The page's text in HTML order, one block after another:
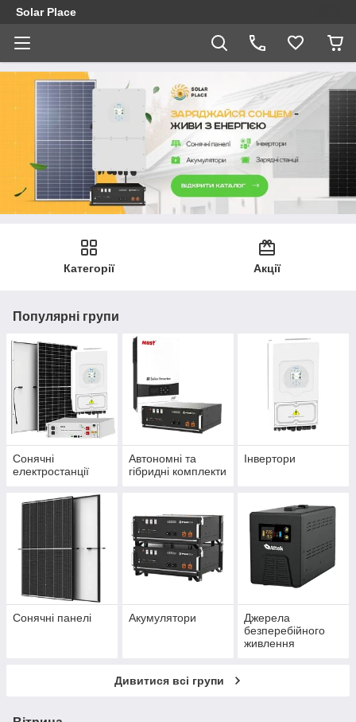
Solar Place
Категорії Акції
Популярні групи
Сонячні
електростанції
Автономні та
гібридні комплекти
Інвертори
Сонячні панелі Акумулятори
Джерела
безперебійного
живлення
Дивитися всі групи